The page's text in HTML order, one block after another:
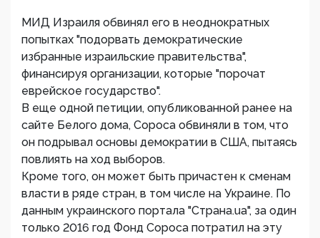
МИД Израиля обвинял его в неоднократных
попытках "подорвать демократические
избранные израильские правительства",
финансируя организации, которые "порочат
еврейское государство".
В еще одной петиции, опубликованной ранее на
сайте Белого дома, Сороса обвиняли в том, что
он подрывал основы демократии в США, пытаясь
повлиять на ход выборов.
Кроме того, он может быть причастен к сменам
власти в ряде стран, в том числе на Украине. По
данным украинского портала "Страна.ua", за один
только 2016 год Фонд Сороса потратил на эту